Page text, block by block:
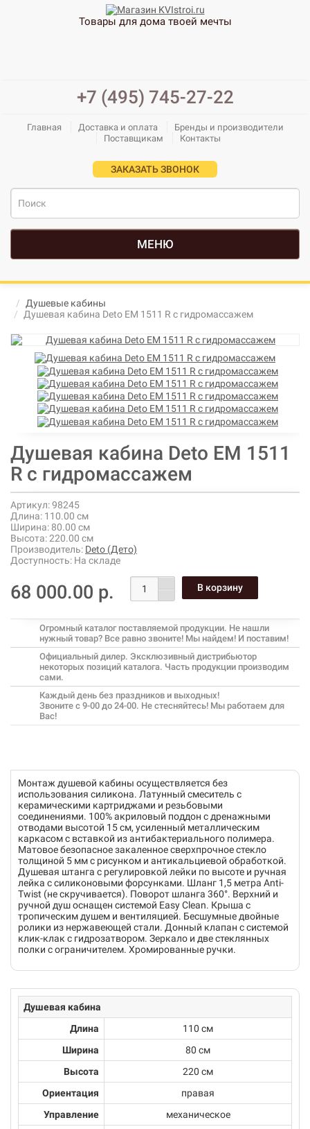
Товары для дома твоей мечты
+7 (495) 745-27-22
Главная Доставка и оплата
Бренды и производители
Поставщикам
Контакты
ЗАКАЗАТЬ ЗВОНОК
МЕНЮ
Душевые кабины
Душевая кабина Deto ЕМ 1511 R с гидромассажем
Душевая кабина Deto ЕМ 1511
R с гидромассажем
Артикул:98245
Длина: 110.00 см
Ширина: 80.00 см
Высота:220.00 см
Производитель: Deto (Дето)
Доступность: На складе
68 000.00 р.
Огромный каталог поставляемой продукции. Не нашли
нужный товар? Все равно звоните! Мы найдем! И поставим!
Официальный дилер. Эксклюзивный дистрибьютор
некоторых позиций каталога. Часть продукции производим
сами.
Каждый день без праздников и выходных!
Звоните с 9-00 до 24-00. Не стесняйтесь! Мы работаем для
Вас!
Монтаж душевой кабины осуществляется без
использования силикона. Латунный смеситель с
керамическими картриджами и резьбовыми
соединениями. 100% акриловый поддон с дренажными
отводами высотой 15 см, усиленный металлическим
каркасом с вставкой из антибактериального полимера.
Матовое безопасное закаленное сверхпрочное стекло
толщиной 5 мм с рисунком и антикальциевой обработкой.
Душевая штанга с регулировкой лейки по высоте и ручная
лейка с силиконовыми форсунками. Шланг 1,5 метра Anti-
Twist (не скручивается). Поворот шланга 360°. Верхний и
ручной душ оснащен системой Easy Clean. Крыша с
тропическим душем и вентиляцией. Бесшумные двойные
ролики из нержавеющей стали. Донный клапан с системой
клик-клак с гидрозатвором. Зеркало и две стеклянных
полки с ограничителем. Хромированные ручки.
Душевая кабина
Длина
110 см
Ширина
80 см
Высота
220 см
Ориентация
правая
Управление
механическое